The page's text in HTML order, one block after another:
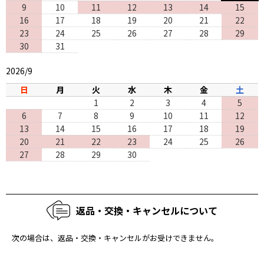
9
10 11 12 13 14
15
16
17 18 19 20 21
22
23
24 25 26 27 28
29
30
31
2026/9
日
月 火 水 木 金
土
1
2 3 4
5
6
7 8 9 10 11
12
13
14 15 16 17 18
19
20
21 22 23 24 25
26
27
28 29 30
返品・交換・キャンセルについて
次の場合は、返品・交換・キャンセルがお受けできません。